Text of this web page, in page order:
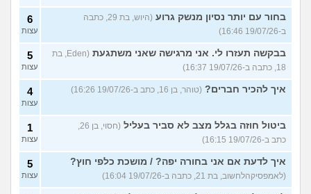
בחור עם יותר נסיון מנשק גרוע
(היוש, בת 29, כתבה
ב-19/07/26 16:46)
6
עצות
בבקשה תעזרו לי. אני מרגישה שאני משתגעת
(Eden, בת
18, כתבה ב-19/07/26 16:37)
5
עצות
איך להכיר חברים? (טוהר, בן 16, כתב ב-19/07/26 16:26) 4
עצות
ביטול חוזה בגלל מצב לא סביר בעליל
(חסוי, בן 26,
כתב ב-19/07/26 16:15)
1
עצות
איך לדעת אם אני בחורה יפה? / מושכת כלפי חוץ?
(לאמפסיקהלחשוב, בת 21, כתבה ב-19/07/26 16:04)
5
עצות